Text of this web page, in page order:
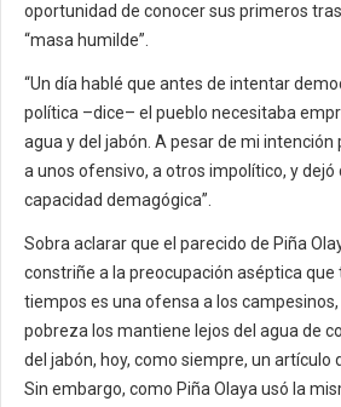
oportunidad de conocer sus primeros
“masa humilde”.
“Un día hablé que antes de intentar
política –dice– el pueblo necesitaba
agua y del jabón. A pesar de mi intención
a unos ofensivo, a otros impolítico, y dejó
capacidad demagógica”.
Sobra aclarar que el parecido de Piña
constriñe a la preocupación aséptica
tiempos es una ofensa a los
pobreza los mantiene lejos del agua de
del jabón, hoy, como siempre, un artículo
Sin embargo, como Piña Olaya usó la